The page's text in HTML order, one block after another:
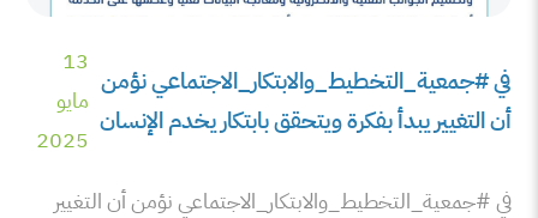
في ⁧‫#جمعية_التخطيط_والابتكار_الاجتماعي‬⁩ نؤمن
أن التغيير يبدأ بفكرة ويتحقق بابتكار يخدم الإنسان
13
مايو
2025
في ⁧‫#جمعية_التخطيط_والابتكار_الاجتماعي‬⁩ نؤمن أن التغيير